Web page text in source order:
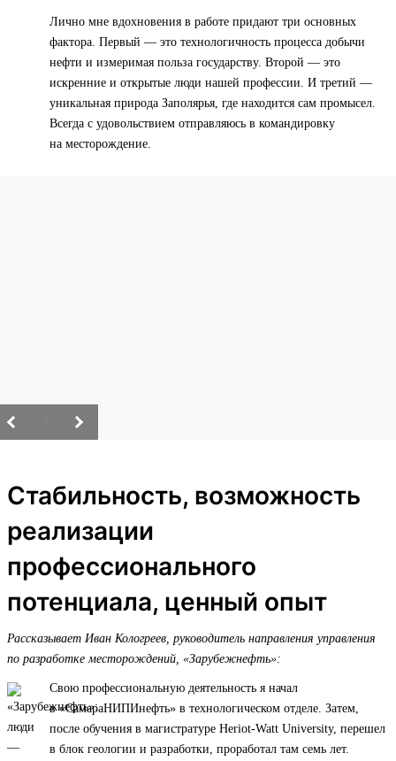
Лично мне вдохновения в работе придают три основных
фактора. Первый — это технологичность процесса добычи
нефти и измеримая польза государству. Второй — это
искренние и открытые люди нашей профессии. И третий —
уникальная природа Заполярья, где находится сам промысел.
Всегда с удовольствием отправляюсь в командировку
на месторождение.
Стабильность, возможность
реализации
профессионального
потенциала, ценный опыт
Рассказывает Иван Кологреев, руководитель направления управления
по разработке месторождений, «Зарубежнефть»:
Свою профессиональную деятельность я начал
в «СамараНИПИнефть» в технологическом отделе. Затем,
после обучения в магистратуре Heriot-Watt University, перешел
в блок геологии и разработки, проработал там семь лет.